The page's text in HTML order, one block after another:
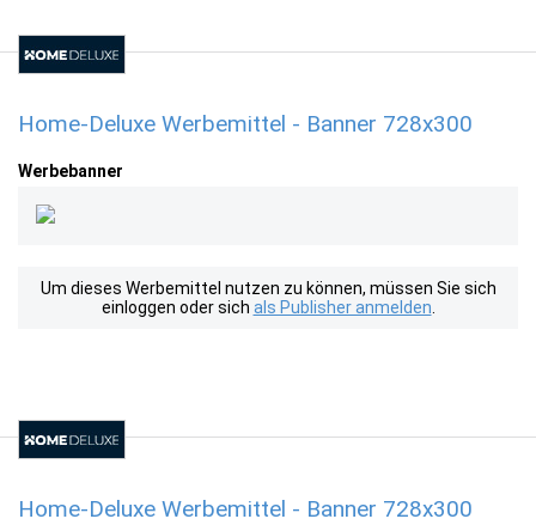
Home-Deluxe Werbemittel - Banner 728x300
Werbebanner
Um dieses Werbemittel nutzen zu können, müssen Sie sich
einloggen oder sich als Publisher anmelden
Home-Deluxe Werbemittel - Banner 728x300